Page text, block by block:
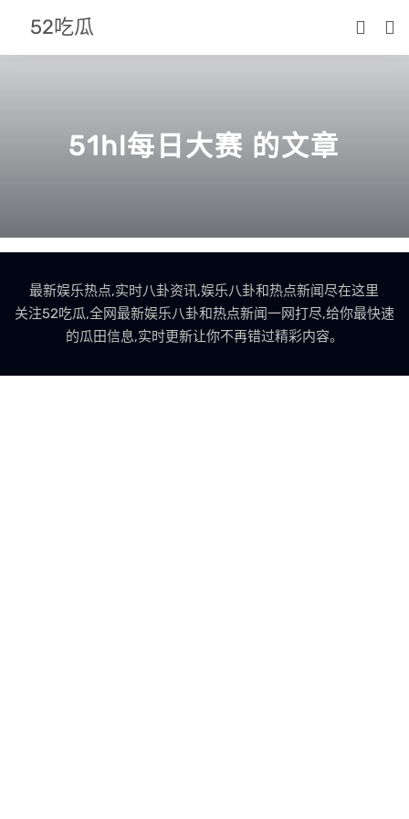
52吃瓜
51hl每日大赛 的文章
最新娱乐热点,实时八卦资讯,娱乐八卦和热点新闻尽在这里
关注52吃瓜,全网最新娱乐八卦和热点新闻一网打尽,给你最快速
的瓜田信息,实时更新让你不再错过精彩内容。